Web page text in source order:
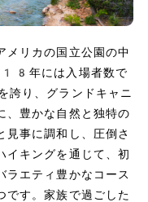
メリカの国立公園の中
年には入場者数で
誇り、グランドキャニ
、豊かな自然と独特の
見事に調和し、圧倒さ
イキングを通じて、初
ラエティ豊かなコース
です。家族で過ごした